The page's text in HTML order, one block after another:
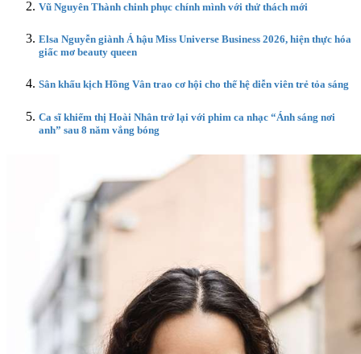
Vũ Nguyên Thành chinh phục chính mình với thử thách mới
Elsa Nguyễn giành Á hậu Miss Universe Business 2026, hiện thực hóa
giấc mơ beauty queen
Sân khấu kịch Hồng Vân trao cơ hội cho thế hệ diễn viên trẻ tỏa sáng
Ca sĩ khiếm thị Hoài Nhân trở lại với phim ca nhạc “Ánh sáng nơi
anh” sau 8 năm vắng bóng